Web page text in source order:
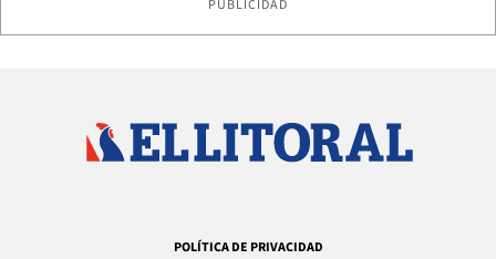
PUBLICIDAD
POLÍTICA DE PRIVACIDAD